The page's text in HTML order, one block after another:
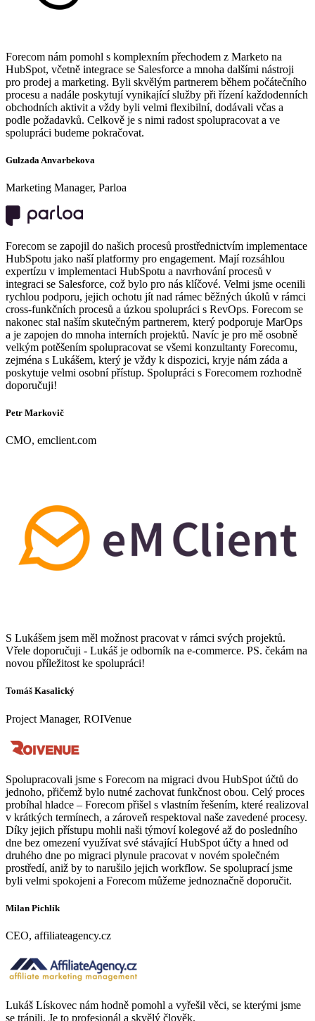
Forecom nám pomohl s komplexním přechodem z Marketo na
HubSpot, včetně integrace se Salesforce a mnoha dalšími nástroji
pro prodej a marketing. Byli skvělým partnerem během počátečního
procesu a nadále poskytují vynikající služby při řízení každodenních
obchodních aktivit a vždy byli velmi flexibilní, dodávali včas a
podle požadavků. Celkově je s nimi radost spolupracovat a ve
spolupráci budeme pokračovat.
Gulzada Anvarbekova
Marketing Manager, Parloa
Forecom se zapojil do našich procesů prostřednictvím implementace
HubSpotu jako naší platformy pro engagement. Mají rozsáhlou
expertízu v implementaci HubSpotu a navrhování procesů v
integraci se Salesforce, což bylo pro nás klíčové. Velmi jsme ocenili
rychlou podporu, jejich ochotu jít nad rámec běžných úkolů v rámci
cross-funkčních procesů a úzkou spolupráci s RevOps. Forecom se
nakonec stal naším skutečným partnerem, který podporuje MarOps
a je zapojen do mnoha interních projektů. Navíc je pro mě osobně
velkým potěšením spolupracovat se všemi konzultanty Forecomu,
zejména s Lukášem, který je vždy k dispozici, kryje nám záda a
poskytuje velmi osobní přístup. Spolupráci s Forecomem rozhodně
doporučuji!
Petr Markovič
CMO, emclient.com
S Lukášem jsem měl možnost pracovat v rámci svých projektů.
Vřele doporučuji - Lukáš je odborník na e-commerce. PS. čekám na
novou příležitost ke spolupráci!
Tomáš Kasalický
Project Manager, ROIVenue
Spolupracovali jsme s Forecom na migraci dvou HubSpot účtů do
jednoho, přičemž bylo nutné zachovat funkčnost obou. Celý proces
probíhal hladce – Forecom přišel s vlastním řešením, které realizoval
v krátkých termínech, a zároveň respektoval naše zavedené procesy.
Díky jejich přístupu mohli naši týmoví kolegové až do posledního
dne bez omezení využívat své stávající HubSpot účty a hned od
druhého dne po migraci plynule pracovat v novém společném
prostředí, aniž by to narušilo jejich workflow. Se spoluprací jsme
byli velmi spokojeni a Forecom můžeme jednoznačně doporučit.
Milan Pichlík
CEO, affiliateagency.cz
Lukáš Lískovec nám hodně pomohl a vyřešil věci, se kterými jsme
se trápili. Je to profesionál a skvělý člověk.